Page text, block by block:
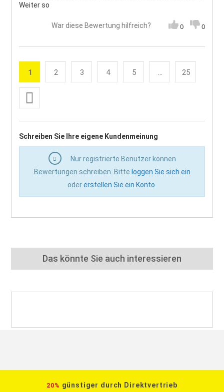
Weiter so
War diese Bewertung hilfreich? 0 0
Seite
Sie lesen gerade die Seite
1 Seite
2 Seite
3 Seite
4 Seite
5 ... Seite
25
Schreiben Sie Ihre eigene Kundenmeinung
Nur registrierte Benutzer können
Bewertungen schreiben. Bitte loggen Sie sich ein
odererstellen Sie ein Konto
Das könnte Sie auch interessieren
20% günstiger durch Direktvertrieb